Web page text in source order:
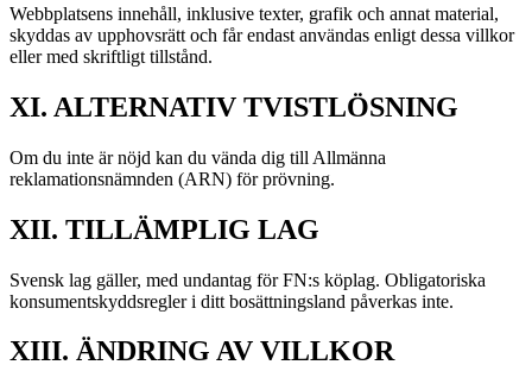
Webbplatsens innehåll, inklusive texter, grafik och annat material,
skyddas av upphovsrätt och får endast användas enligt dessa villkor
eller med skriftligt tillstånd.
XI. ALTERNATIV TVISTLÖSNING
Om du inte är nöjd kan du vända dig till Allmänna
reklamationsnämnden (ARN) för prövning.
XII. TILLÄMPLIG LAG
Svensk lag gäller, med undantag för FN:s köplag. Obligatoriska
konsumentskyddsregler i ditt bosättningsland påverkas inte.
XIII. ÄNDRING AV VILLKOR